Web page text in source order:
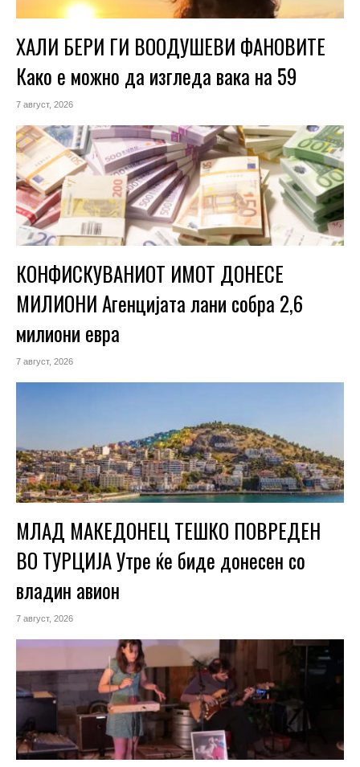
ХАЛИ БЕРИ ГИ ВООДУШЕВИ ФАНОВИТЕ
Како е можно да изгледа вака на 59
7 август, 2026
КОНФИСКУВАНИОТ ИМОТ ДОНЕСЕ
МИЛИОНИ Агенцијата лани собра 2,6
милиони евра
7 август, 2026
МЛАД МАКЕДОНЕЦ ТЕШКО ПОВРЕДЕН
ВО ТУРЦИЈА Утре ќе биде донесен со
владин авион
7 август, 2026